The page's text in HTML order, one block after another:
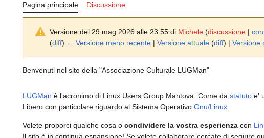
Pagina principale Discussione
Versione del 29 mag 2026 alle 23:55 di Michele (discussione |
(diff) ← Versione meno recente | Versione attuale (diff) | Versione
Benvenuti nel sito della "Associazione Culturale LUGMan"
LUGMan è l'acronimo di Linux Users Group Mantova. Come da statuto e'
Libero con particolare riguardo al Sistema Operativo Gnu/Linux
Volete proporci qualche cosa o condividere la vostra esperienza con